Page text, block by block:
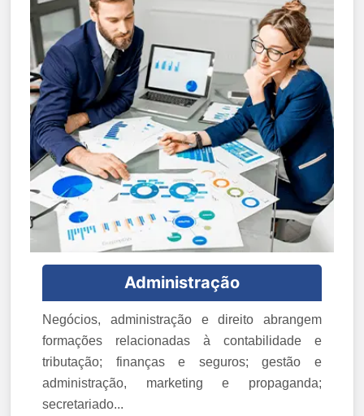
Administração
Negócios, administração e direito abrangem
formações relacionadas à contabilidade e
tributação; finanças e seguros; gestão e
administração, marketing e propaganda;
secretariado...